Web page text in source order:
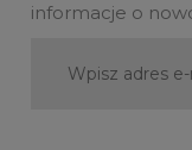
informacje o